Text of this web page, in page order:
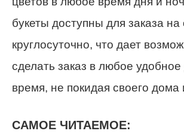
букеты доступны для заказа на
круглосуточно, что дает
сделать заказ в любое удобное
время, не покидая своего
САМОЕ ЧИТАЕМОЕ: